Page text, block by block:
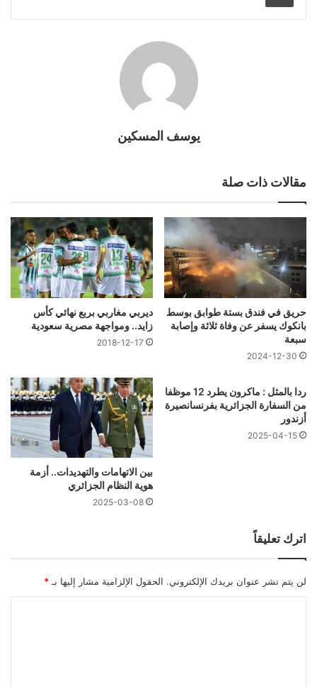
يوسف المسكين
مقالات ذات صلة
حريق في فندق بستة طوابق بوسط
بانكوك يسفر عن وفاة ثلاثة وإصابة
سبعة
2024-12-30
ديربي مغاربي بربع نهائي كأس
زايد.. ومواجهة مصرية سعودية
2018-12-17
ردا بالمثل : ماكرون يطرد 12 موظفا
من السفارة الجزائرية بفرنسانصيرة
أزندور
2025-04-15
بين الاتهامات والتهديدات.. أزمة
هوية النظام الجزائري
2025-03-08
اترك تعليقاً
لن يتم نشر عنوان بريدك الإلكتروني. الحقول الإلزامية مشار إليها بـ *